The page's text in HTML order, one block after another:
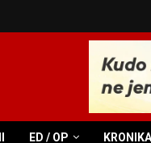
ED / OP KRONIKA